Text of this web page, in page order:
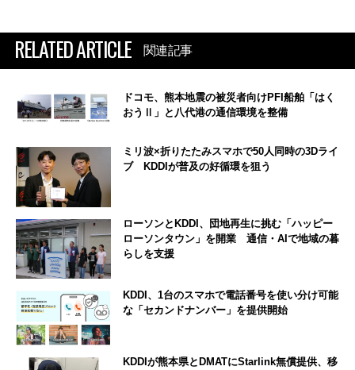
RELATED ARTICLE 関連記事
ドコモ、熊本地震の被災者向けPFI船舶「はく
おうⅡ」と八代港の通信環境を整備
ミリ波×折りたたみスマホで50人同時の3Dライ
ブ KDDIが普及の好循環を狙う
ローソンとKDDI、団地再生に挑む「ハッピー
ローソンタウン」を開業 通信・AIで地域の暮
らしを支援
KDDI、1台のスマホで電話番号を使い分け可能
な「セカンドナンバー」を提供開始
KDDIが熊本県とDMATにStarlink無償提供、移